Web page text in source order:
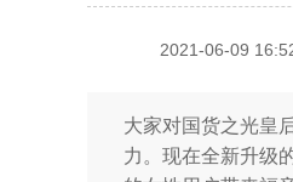
2021-06-09
大家对国货之光皇
力。现在全新升级